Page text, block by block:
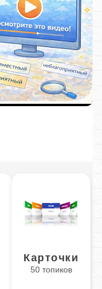
Карточки
50 топиков